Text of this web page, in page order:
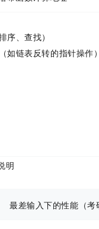
序、查找）
如链表反转的指针操作）
明
最差输入下的性能（考